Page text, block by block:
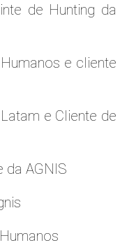
de Hunting da
e cliente
e Cliente de
da AGNIS